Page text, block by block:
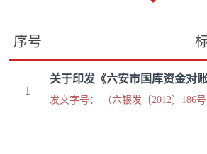
序号
1
关于印发《六安市国库资金对
发文字号： （六银发〔2012〕186号